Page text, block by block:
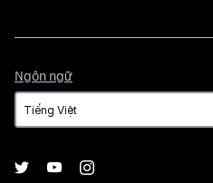
Ngôn ngữ
ngữ